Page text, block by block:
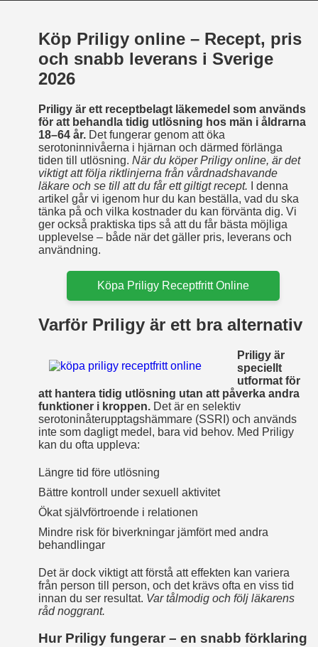
Köp Priligy online – Recept, pris
och snabb leverans i Sverige
2026
Priligy är ett receptbelagt läkemedel som används
för att behandla tidig utlösning hos män i åldrarna
18–64 år.Det fungerar genom att öka
serotoninnivåerna i hjärnan och därmed förlänga
tiden till utlösning. När du köper Priligy online, är det
viktigt att följa riktlinjerna från vårdnadshavande
läkare och se till att du får ett giltigt recept. I denna
artikel går vi igenom hur du kan beställa, vad du ska
tänka på och vilka kostnader du kan förvänta dig. Vi
ger också praktiska tips så att du får bästa möjliga
upplevelse – både när det gäller pris, leverans och
användning.
Köpa Priligy Receptfritt Online
Varför Priligy är ett bra alternativ
Priligy är
speciellt
utformat för
att hantera tidig utlösning utan att påverka andra
funktioner i kroppen.Det är en selektiv
serotoninåterupptagshämmare (SSRI) och används
inte som dagligt medel, bara vid behov. Med Priligy
kan du ofta uppleva:
Längre tid före utlösning
Bättre kontroll under sexuell aktivitet
Ökat självförtroende i relationen
Mindre risk för biverkningar jämfört med andra
behandlingar
Det är dock viktigt att förstå att effekten kan variera
från person till person, och det krävs ofta en viss tid
innan du ser resultat. Var tålmodig och följ läkarens
råd noggrant.
Hur Priligy fungerar – en snabb förklaring